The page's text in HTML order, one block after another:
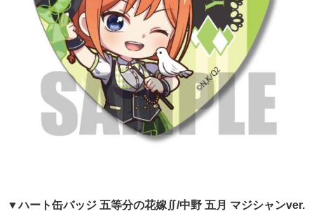
▼ハート缶バッジ 五等分の花嫁∬/中野 五月 マジシャンver.